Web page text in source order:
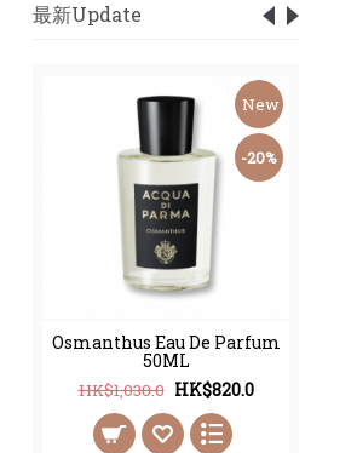
最新Update
New
-20%
Osmanthus Eau De Parfum
50ML
HK$1,030.0 HK$820.0